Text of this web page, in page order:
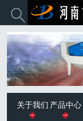

关于我们 产品中心